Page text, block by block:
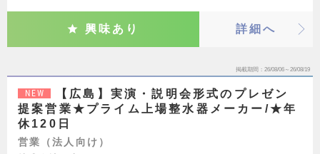
興味あり 詳細へ
掲載期間 26/08/06～26/08/19
NEW
【広島】実演・説明会形式のプレゼン
提案営業★プライム上場整水器メーカー/★年
休120日
営業（法人向け）